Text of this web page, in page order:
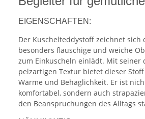
EIGENSCHAFTEN:
Der Kuschelteddystoff zeichnet sich
besonders flauschige und weiche
zum Einkuscheln einlädt. Mit seiner
pelzartigen Textur bietet dieser
Wärme und Behaglichkeit. Er ist
komfortabel, sondern auch
den Beanspruchungen des Alltags